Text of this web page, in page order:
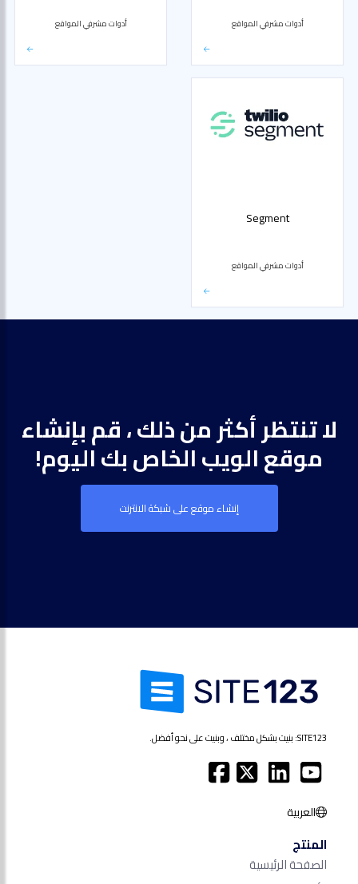
أدوات مشرفي المواقع أدوات مشرفي المواقع
Segment
أدوات مشرفي المواقع
لا تنتظر أكثر من ذلك ، قم بإنشاء
موقع الويب الخاص بك اليوم!
إنشاء موقع على شبكة الانترنت
SITE123: بنيت بشكل مختلف ، وبنيت على نحو أفضل.
العربية
المنتج
الصفحة الرئيسية